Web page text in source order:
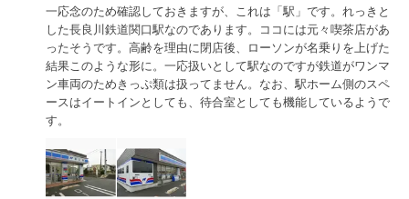
一応念のため確認しておきますが、これは「駅」です。れっきと
した長良川鉄道関口駅なのであります。ココには元々喫茶店があ
ったそうです。高齢を理由に閉店後、ローソンが名乗りを上げた
結果このような形に。一応扱いとして駅なのですが鉄道がワンマ
ン車両のためきっぷ類は扱ってません。なお、駅ホーム側のスペ
ースはイートインとしても、待合室としても機能しているようで
す。